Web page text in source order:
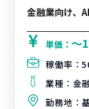
金融業向け、
単価：〜
稼働率：
業種： 金
勤務地：